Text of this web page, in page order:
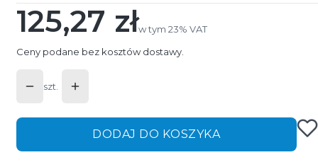
Cena
125,27 złw tym 23% VAT
w tym 23% VAT
Ceny podane bez kosztów dostawy.
szt.
DODAJ DO KOSZYKA